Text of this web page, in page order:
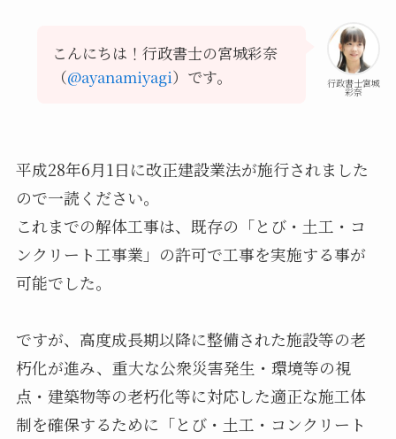
行政書士宮城
彩奈
こんにちは！行政書士の宮城彩奈
（@ayanamiyagi）です。
平成28年6月1日に改正建設業法が施行されました
ので一読ください。
これまでの解体工事は、既存の「とび・土工・コ
ンクリート工事業」の許可で工事を実施する事が
可能でした。
ですが、高度成長期以降に整備された施設等の老
朽化が進み、重大な公衆災害発生・環境等の視
点・建築物等の老朽化等に対応した適正な施工体
制を確保するために「とび・土工・コンクリート